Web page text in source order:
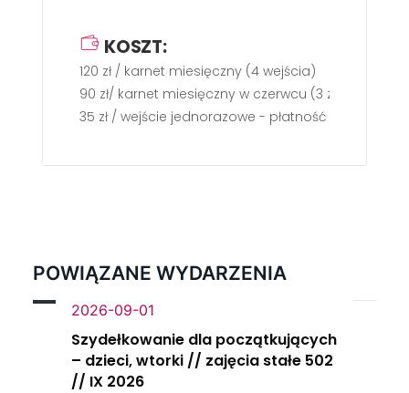
KOSZT:
120 zł / karnet miesięczny (4 wejścia)
90 zł/ karnet miesięczny w czerwcu (3 zajęcia)
35 zł / wejście jednorazowe - płatność gotówką
POWIĄZANE WYDARZENIA
2026-09-01
Szydełkowanie dla początkujących
– dzieci, wtorki // zajęcia stałe 502
// IX 2026